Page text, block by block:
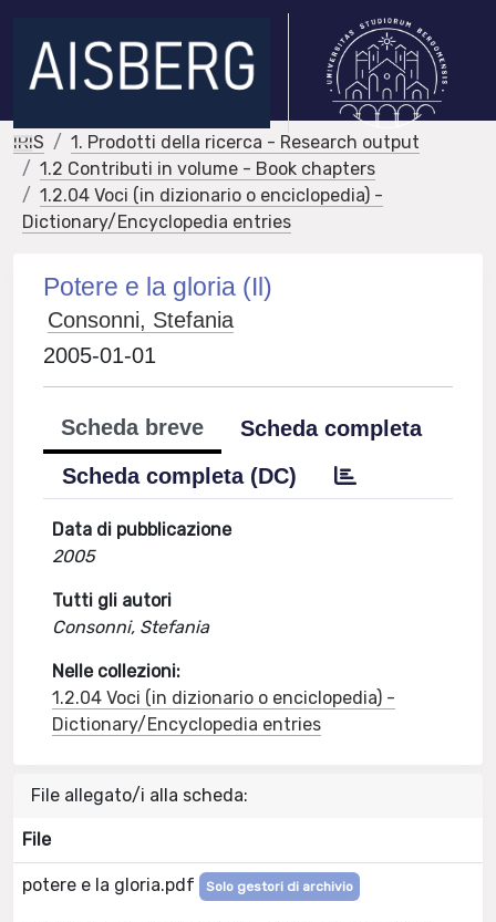
IRIS
1. Prodotti della ricerca - Research output
1.2 Contributi in volume - Book chapters
1.2.04 Voci (in dizionario o enciclopedia) -
Dictionary/Encyclopedia entries
Potere e la gloria (Il)
Consonni, Stefania
2005-01-01
Scheda breve
Scheda completa
Scheda completa (DC)
Data di pubblicazione
2005
Tutti gli autori
Consonni, Stefania
Nelle collezioni:
1.2.04 Voci (in dizionario o enciclopedia) -
Dictionary/Encyclopedia entries
File allegato/i alla scheda:
File
potere e la gloria.pdf Solo gestori di archivio